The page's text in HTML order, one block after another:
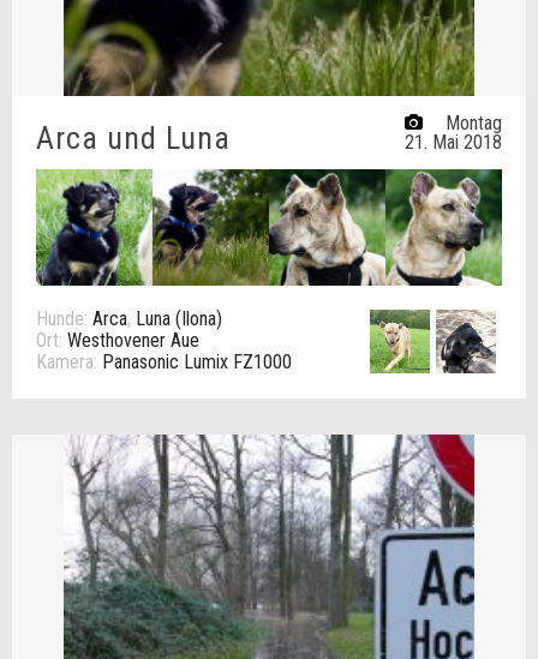
Montag
21. Mai 2018
Arca und Luna
Hunde: Arca, Luna (Ilona)
Ort: Westhovener Aue
Kamera: Panasonic Lumix FZ1000